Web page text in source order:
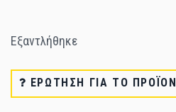
Εξαντλήθηκε
ΕΡΏΤΗΣΗ ΓΙΑ ΤΟ ΠΡΟΪΌΝ